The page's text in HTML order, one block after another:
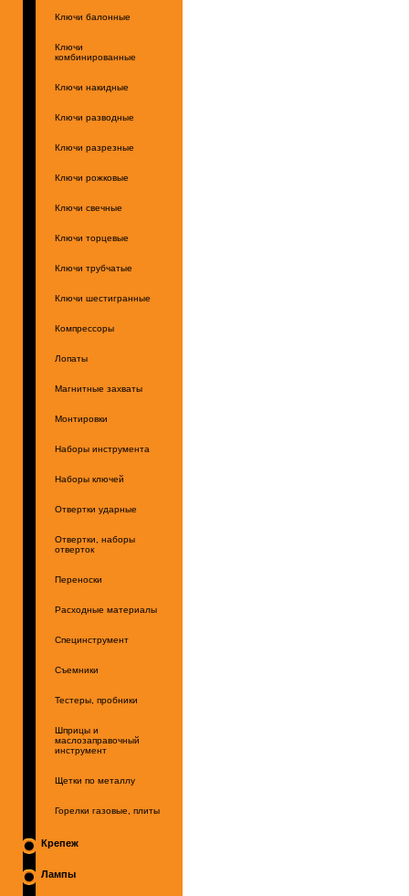
Ключи балонные
Ключи
комбинированные
Ключи накидные
Ключи разводные
Ключи разрезные
Ключи рожковые
Ключи свечные
Ключи торцевые
Ключи трубчатые
Ключи шестигранные
Компрессоры
Лопаты
Магнитные захваты
Монтировки
Наборы инструмента
Наборы ключей
Отвертки ударные
Отвертки, наборы
отверток
Переноски
Расходные материалы
Специнструмент
Съемники
Тестеры, пробники
Шприцы и
маслозаправочный
инструмент
Щетки по металлу
Горелки газовые, плиты
Крепеж
Лампы